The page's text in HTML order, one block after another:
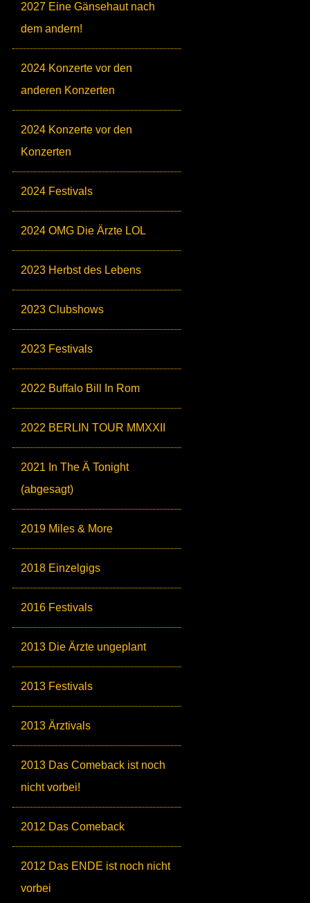
2027 Eine Gänsehaut nach
dem andern!
2024 Konzerte vor den
anderen Konzerten
2024 Konzerte vor den
Konzerten
2024 Festivals
2024 OMG Die Ärzte LOL
2023 Herbst des Lebens
2023 Clubshows
2023 Festivals
2022 Buffalo Bill In Rom
2022 BERLIN TOUR MMXXII
2021 In The Ä Tonight
(abgesagt)
2019 Miles & More
2018 Einzelgigs
2016 Festivals
2013 Die Ärzte ungeplant
2013 Festivals
2013 Ärztivals
2013 Das Comeback ist noch
nicht vorbei!
2012 Das Comeback
2012 Das ENDE ist noch nicht
vorbei